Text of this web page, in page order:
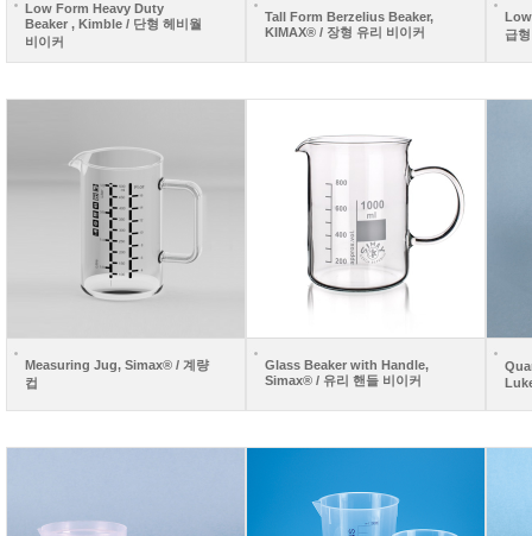
Low Form Heavy Duty
Beaker , Kimble / 단형 헤비월
비이커
Tall Form Berzelius Beaker,
KIMAX® / 장형 유리 비이커
급
Measuring Jug, Simax® / 계량
컵
Glass Beaker with Handle,
Simax® / 유리 핸들 비이커